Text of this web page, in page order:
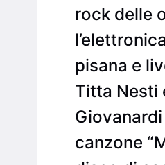
rock delle
pisana e
Titta Nesti
canzone